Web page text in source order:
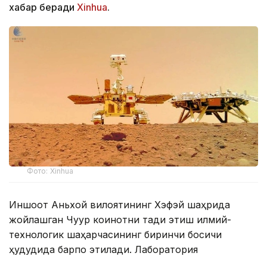
хабар беради Xinhua.
Фото: Xinhua
Иншоот Аньхой вилоятининг Хэфэй шаҳрида
жойлашган Чуқур коинотни тадқиқ этиш илмий-
технологик шаҳарчасининг биринчи босқичи
ҳудудида барпо этилади. Лаборатория